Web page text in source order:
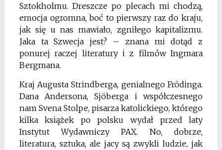
Sztokholmu. Dreszcze po plecach mi chodzą,
emocja ogromna, boć to pierwszy raz do kraju,
jak się u nas mawiało, zgniłego kapitalizmu.
Jaka ta Szwecja jest? – znana mi dotąd z
ponurej raczej literatury i z filmów Ingmara
Bergmana.
Kraj Augusta Strindberga, genialnego Frödinga.
Dana Andersona, Sjöberga i współczesnego
nam Svena Stolpe, pisarza katolickiego, którego
kilka książek po polsku wydał przed laty
Instytut Wydawniczy PAX. No, dobrze,
literatura, sztuka, ale jacy są zwykli ludzie, jak